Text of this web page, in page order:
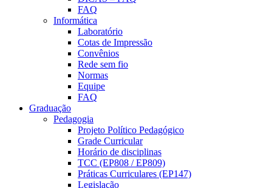
FAQ
Informática
Laboratório
Cotas de Impressão
Convênios
Rede sem fio
Normas
Equipe
FAQ
Graduação
Pedagogia
Projeto Político Pedagógico
Grade Curricular
Horário de disciplinas
TCC (EP808 / EP809)
Práticas Curriculares (EP147)
Legislação